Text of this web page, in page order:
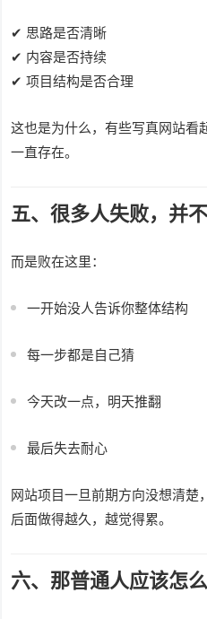
✔ 思路是否清晰
✔ 内容是否持续
✔ 项目结构是否合理
这也是为什么，有些写真网站看
一直存在。
五、很多人失败，并
而是败在这里：
一开始没人告诉你整体结构
每一步都是自己猜
今天改一点，明天推翻
最后失去耐心
网站项目一旦前期方向没想清楚，
后面做得越久，越觉得累。
六、那普通人应该怎